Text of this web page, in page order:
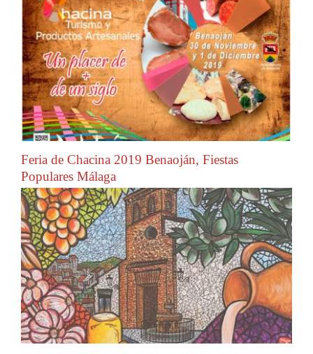
Feria de Chacina 2019 Benaoján, Fiestas
Populares Málaga